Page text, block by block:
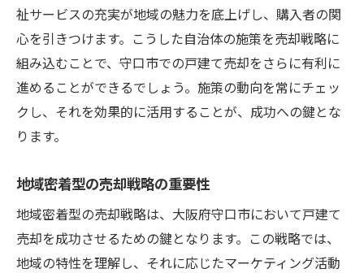
祉サービスの充実が地域の魅力を底上げし、購入者の関
心を引きつけます。こうした自治体の施策を売却戦略に
組み込むことで、守口市での戸建て売却をさらに有利に
進めることができるでしょう。施策の動向を常にチェッ
クし、それを効果的に活用することが、成功への鍵とな
ります。
地域密着型の売却戦略の重要性
地域密着型の売却戦略は、大阪府守口市において戸建て
売却を成功させるための鍵となります。この戦略では、
地域の特性を理解し、それに応じたマーケティング活動